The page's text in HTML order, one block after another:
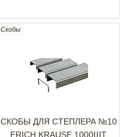
Скобы
СКОБЫ ДЛЯ СТЕПЛЕРА №10
ERICH KRAUSE 1000ШТ